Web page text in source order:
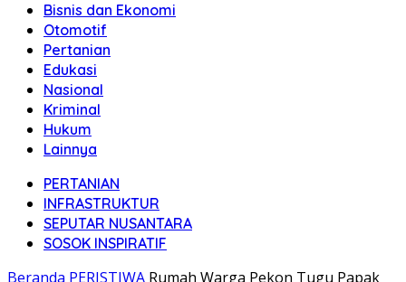
Bisnis dan Ekonomi
Otomotif
Pertanian
Edukasi
Nasional
Kriminal
Hukum
Lainnya
PERTANIAN
INFRASTRUKTUR
SEPUTAR NUSANTARA
SOSOK INSPIRATIF
Beranda PERISTIWA Rumah Warga Pekon Tugu Papak